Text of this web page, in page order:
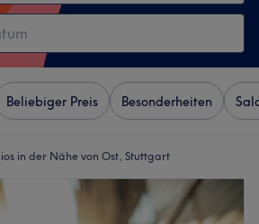
Beliebiger Preis Besonderheiten
in der Nähe von Ost, Stuttgart